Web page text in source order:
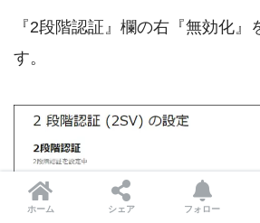
『2段階認証』欄の右『無効化』
す。
ホーム シェア フォロー